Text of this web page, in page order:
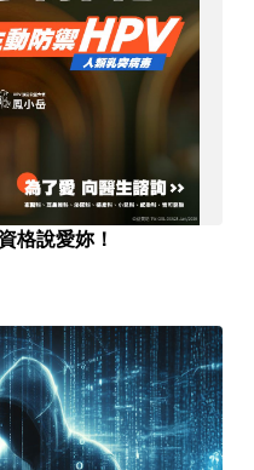
格說愛妳！